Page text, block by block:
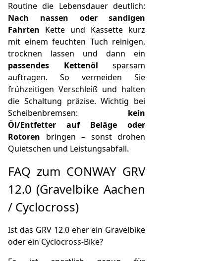
Routine die Lebensdauer deutlich:
Nach nassen oder sandigen
Fahrten Kette und Kassette kurz
mit einem feuchten Tuch reinigen,
trocknen lassen und dann ein
passendes Kettenöl sparsam
auftragen. So vermeiden Sie
frühzeitigen Verschleiß und halten
die Schaltung präzise. Wichtig bei
Scheibenbremsen: kein
Öl/Entfetter auf Beläge oder
Rotoren bringen – sonst drohen
Quietschen und Leistungsabfall.
FAQ zum CONWAY GRV
12.0 (Gravelbike Aachen
/ Cyclocross)
Ist das GRV 12.0 eher ein Gravelbike
oder ein Cyclocross-Bike?